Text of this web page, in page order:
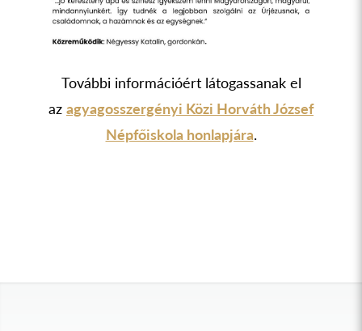
További információért látogassanak el
az agyagosszergényi Közi Horváth József
Népfőiskola honlapjára.